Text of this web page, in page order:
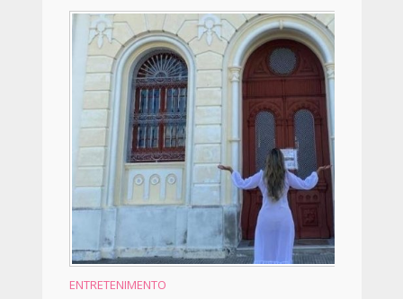
ENTRETENIMENTO